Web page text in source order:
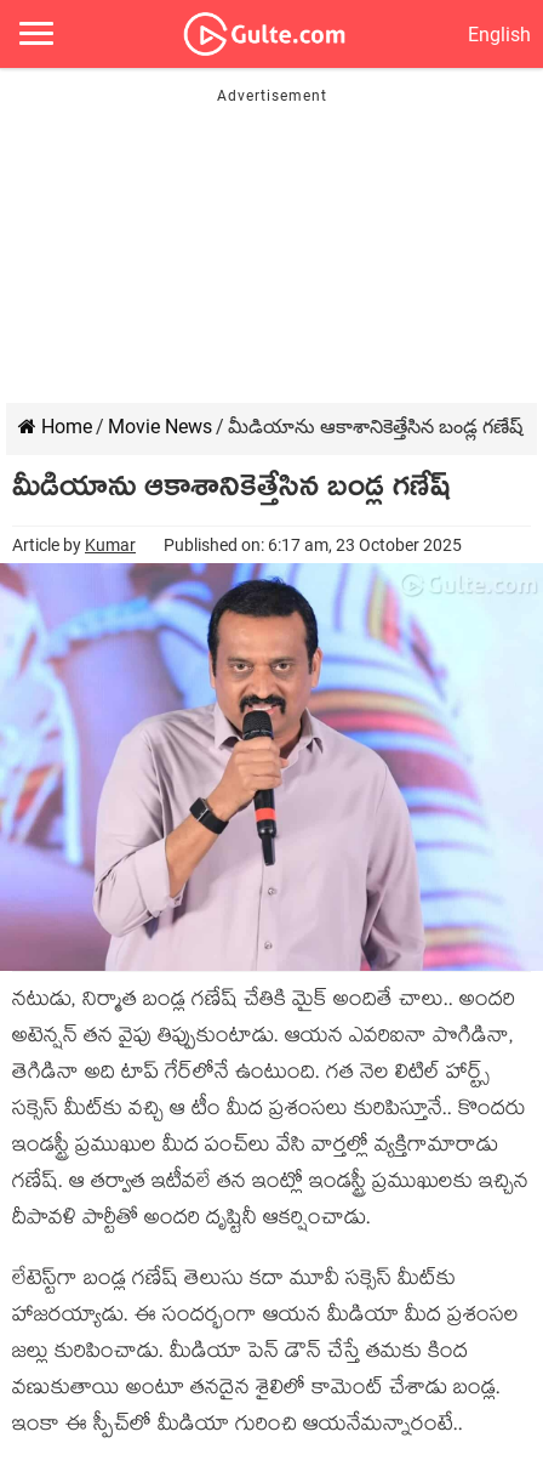
English
Home/ Movie News/ మీడియాను ఆకాశానికెత్తేసిన‌ బండ్ల గ‌ణేష్
మీడియాను ఆకాశానికెత్తేసిన‌ బండ్ల గ‌ణేష్
Article by Kumar Published on: 6:17 am, 23 October 2025
న‌టుడు, నిర్మాత‌ బండ్ల గణేష్ చేతికి మైక్ అందితే చాలు.. అంద‌రి
అటెన్ష‌న్ త‌న వైపు తిప్పుకుంటాడు. ఆయ‌న ఎవ‌రిఐనా పొగిడినా,
తెగిడినా అది టాప్ గేర్‌లోనే ఉంటుంది. గ‌త నెల లిటిల్ హార్ట్స్
స‌క్సెస్ మీట్‌కు వ‌చ్చి ఆ టీం మీద ప్ర‌శంస‌లు కురిపిస్తూనే.. కొంద‌రు
ఇండ‌స్ట్రీ ప్ర‌ముఖుల మీద పంచ్‌లు వేసి వార్త‌ల్లో వ్య‌క్తిగామారాడు
గ‌ణేష్‌. ఆ త‌ర్వాత ఇటీవ‌లే త‌న ఇంట్లో ఇండ‌స్ట్రీ ప్ర‌ముఖుల‌కు ఇచ్చిన
దీపావ‌ళి పార్టీతో అంద‌రి దృష్టినీ ఆక‌ర్షించాడు.
లేటెస్ట్‌గా బండ్ల గ‌ణేష్ తెలుసు క‌దా మూవీ స‌క్సెస్ మీట్‌కు
హాజ‌ర‌య్యాడు. ఈ సంద‌ర్భంగా ఆయ‌న మీడియా మీద ప్ర‌శంస‌ల
జ‌ల్లు కురిపించాడు. మీడియా పెన్ డౌన్ చేస్తే త‌మ‌కు కింద
వ‌ణుకుతాయి అంటూ త‌నదైన శైలిలో కామెంట్ చేశాడు బండ్ల‌.
ఇంకా ఈ స్పీచ్‌లో మీడియా గురించి ఆయ‌నేమ‌న్నారంటే..